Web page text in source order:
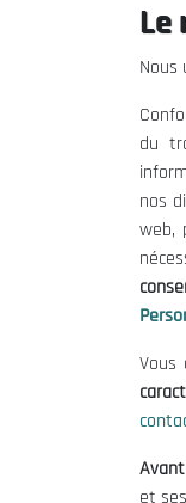
Le
Le président
Organisation
Publications
Le
Nous
du
nos
web,
Vous
et